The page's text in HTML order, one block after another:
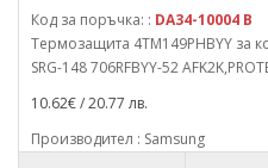
Код за поръчка: : DA34-10004 B
Термозащита 4TM149PHBYY за
SRG-148 706RFBYY-52
10.62€ / 20.77 лв.
Производител : Samsung